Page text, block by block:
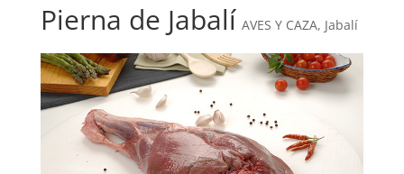
Pierna de Jabalí AVES Y CAZA, Jabalí